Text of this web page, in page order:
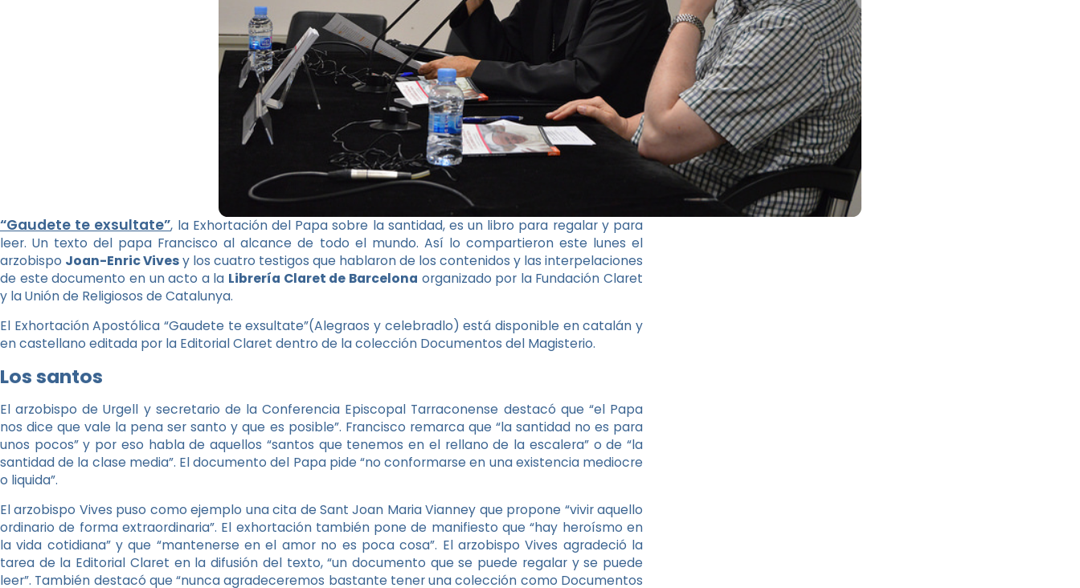
“Gaudete te exsultate”, la Exhortación del Papa sobre la santidad, es un libro para regalar y para
leer. Un texto del papa Francisco al alcance de todo el mundo. Así lo compartieron este lunes el
arzobispo Joan-Enric Vivesy los cuatro testigos que hablaron de los contenidos y las interpelaciones
de este documento en un acto a la Librería Claret de Barcelona organizado por la Fundación Claret
y la Unión de Religiosos de Catalunya.
El Exhortación Apostólica “Gaudete te exsultate”(Alegraos y celebradlo) está disponible en catalán y
en castellano editada por la Editorial Claret dentro de la colección Documentos del Magisterio.
Los santos
El arzobispo de Urgell y secretario de la Conferencia Episcopal Tarraconense destacó que “el Papa
nos dice que vale la pena ser santo y que es posible”. Francisco remarca que “la santidad no es para
unos pocos” y por eso habla de aquellos “santos que tenemos en el rellano de la escalera” o de “la
santidad de la clase media”. El documento del Papa pide “no conformarse en una existencia mediocre
o liquida”.
El arzobispo Vives puso como ejemplo una cita de Sant Joan Maria Vianney que propone “vivir aquello
ordinario de forma extraordinaria”. El exhortación también pone de manifiesto que “hay heroísmo en
la vida cotidiana” y que “mantenerse en el amor no es poca cosa”. El arzobispo Vives agradeció la
tarea de la Editorial Claret en la difusión del texto, “un documento que se puede regalar y se puede
leer”. También destacó que “nunca agradeceremos bastante tener una colección como Documentos